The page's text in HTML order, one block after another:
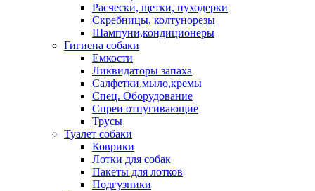
Расчески, щетки, пуходерки
Скребницы, колтунорезы
Шампуни,кондиционеры
Гигиена собаки
Емкости
Ликвидаторы запаха
Салфетки,мыло,кремы
Спец. Оборудование
Спреи отпугивающие
Трусы
Туалет собаки
Коврики
Лотки для собак
Пакеты для лотков
Подгузники